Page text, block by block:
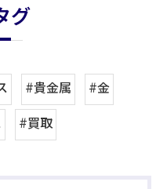
グ
#貴金属
#金
#買取